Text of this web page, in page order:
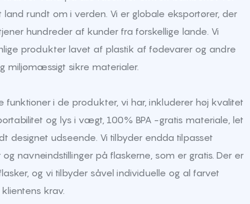
land rundt om i verden. Vi er globale eksportører, der
hundreder af kunder fra forskellige lande. Vi
produkter lavet af plastik af fødevarer og andre
miljømæssigt sikre materialer.
funktioner i de produkter, vi har, inkluderer høj kvalitet
og lys i vægt, 100% BPA -gratis materiale, let
designet udseende. Vi tilbyder endda tilpasset
navneindstillinger på flaskerne, som er gratis. Der er
og vi tilbyder såvel individuelle og al farvet
krav.